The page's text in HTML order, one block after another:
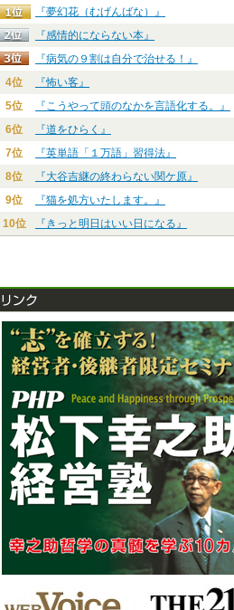
『夢幻花（むげんばな）』
『感情的にならない本』
『病気の９割は自分で治せる！』
4位
『怖い客』
5位
『こうやって頭のなかを言語化する。』
6位
『道をひらく』
7位
『英単語「１万語」習得法』
8位
『大谷吉継の終わらない関ケ原』
9位
『猫を処方いたします。』
10位
『きっと明日はいい日になる』